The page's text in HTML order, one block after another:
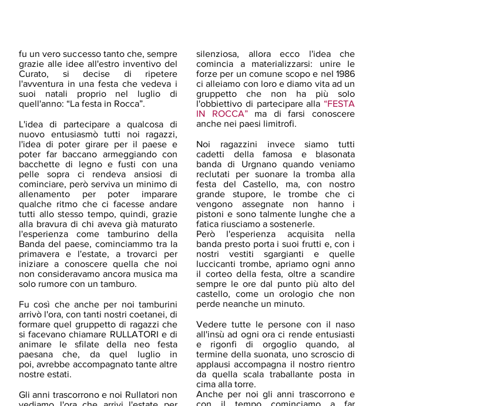
fu un vero successo tanto che, sempre
grazie alle idee all'estro inventivo del
Curato, si decise di ripetere
l'avventura in una festa che vedeva i
suoi natali proprio nel luglio di
quell'anno: “La festa in Rocca”.
L'idea di partecipare a qualcosa di
nuovo entusiasmò tutti noi ragazzi,
l'idea di poter girare per il paese e
poter far baccano armeggiando con
bacchette di legno e fusti con una
pelle sopra ci rendeva ansiosi di
cominciare, però serviva un minimo di
allenamento per poter imparare
qualche ritmo che ci facesse andare
tutti allo stesso tempo, quindi, grazie
alla bravura di chi aveva già maturato
l'esperienza come tamburino della
Banda del paese, cominciammo tra la
primavera e l'estate, a trovarci per
iniziare a conoscere quella che noi
non consideravamo ancora musica ma
solo rumore con un tamburo.
Fu così che anche per noi tamburini
arrivò l'ora, con tanti nostri coetanei, di
formare quel gruppetto di ragazzi che
si facevano chiamare RULLATORI e di
animare le sfilate della neo festa
paesana che, da quel luglio in
poi,avrebbe accompagnato tante altre
nostre estati.
Gli anni trascorrono e noi Rullatori non
silenziosa, allora ecco l'idea che
comincia a materializzarsi: unire le
forze per un comune scopo e nel 1986
ci alleiamo con loro e diamo vita ad un
gruppetto che non ha più solo
l'obbiettivo di partecipare alla “FESTA
IN ROCCA”ma di farsi conoscere
anche nei paesi limitrofi.
Noi ragazzini invece siamo tutti
cadetti della famosa e blasonata
banda di Urgnano quando veniamo
reclutati per suonare la tromba alla
festa del Castello, ma, con nostro
grande stupore, le trombe che ci
vengono assegnate non hanno i
pistoni e sono talmente lunghe che a
fatica riusciamo a sostenerle.
Però l'esperienza acquisita nella
banda presto porta i suoi frutti e, con i
nostri vestiti sgargianti e quelle
luccicanti trombe, apriamo ogni anno
il corteo della festa, oltre a scandire
sempre le ore dal punto più alto del
castello, come un orologio che non
perde neanche un minuto.
Vedere tutte le persone con il naso
all'insù ad ogni ora ci rende entusiasti
e rigonfi di orgoglio quando, al
termine della suonata, uno scroscio di
applausi accompagna il nostro rientro
da quella scala traballante posta in
cima alla torre.
Anche per noi gli anni trascorrono e
con il tempo cominciamo a far